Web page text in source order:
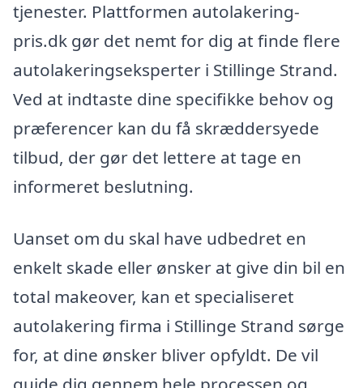
tjenester. Plattformen autolakering-
pris.dk gør det nemt for dig at finde flere
autolakeringseksperter i Stillinge Strand.
Ved at indtaste dine specifikke behov og
præferencer kan du få skræddersyede
tilbud, der gør det lettere at tage en
informeret beslutning.
Uanset om du skal have udbedret en
enkelt skade eller ønsker at give din bil en
total makeover, kan et specialiseret
autolakering firma i Stillinge Strand sørge
for, at dine ønsker bliver opfyldt. De vil